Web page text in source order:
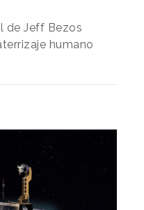
de Jeff Bezos
humano